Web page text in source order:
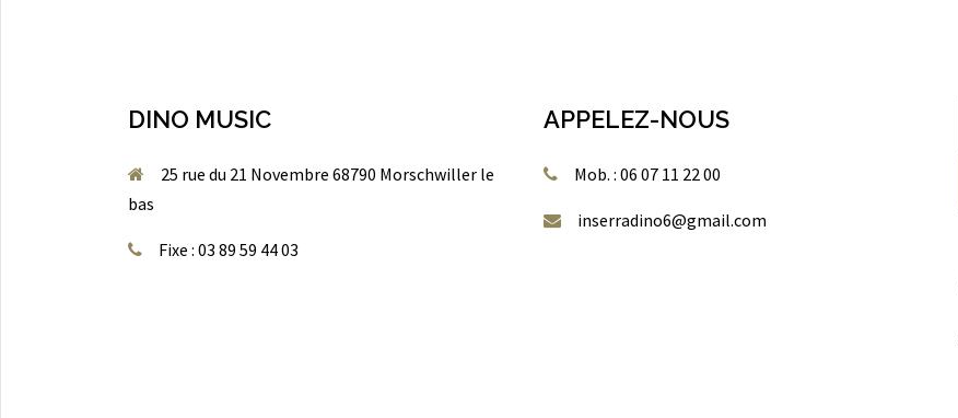
DINO MUSIC
25 rue du 21 Novembre 68790 Morschwiller le
bas
Fixe : 03 89 59 44 03
APPELEZ-NOUS
Mob. : 06 07 11 22 00
inserradino6@gmail.com